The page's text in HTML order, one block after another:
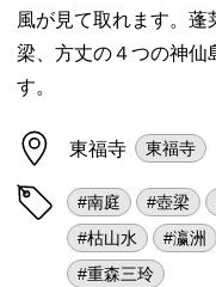
風が見て取れます。
梁、方丈の４つの神仙
す。
東福寺 東福寺
#南庭 #壺梁
#枯山水
#瀛洲
#重森三玲